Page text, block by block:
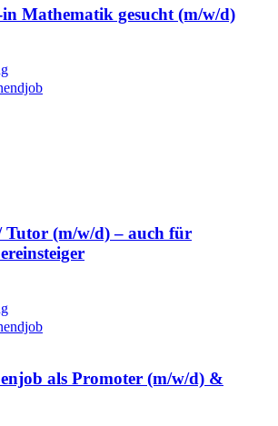
Mathematik gesucht (m/w/d)
Tutor (m/w/d) – auch für
als Promoter (m/w/d) &